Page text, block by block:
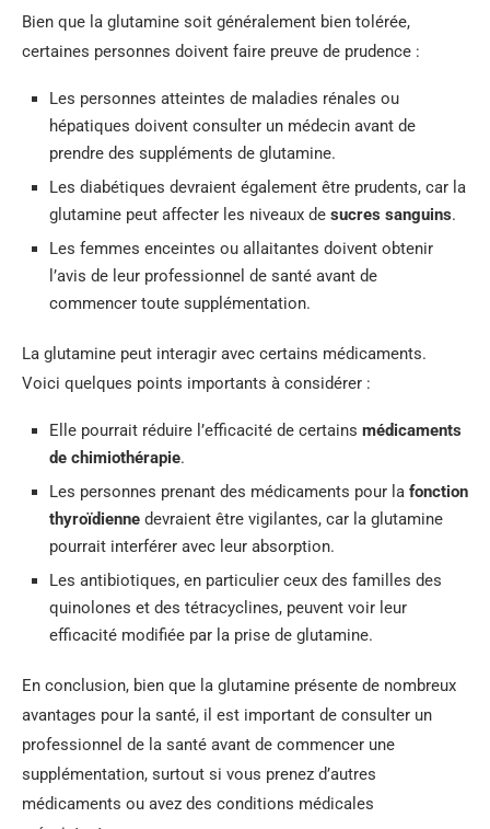
Bien que la glutamine soit généralement bien tolérée,
certaines personnes doivent faire preuve de prudence :
Les personnes atteintes de maladies rénales ou
hépatiques doivent consulter un médecin avant de
prendre des suppléments de glutamine.
Les diabétiques devraient également être prudents, car la
glutamine peut affecter les niveaux de sucres sanguins.
Les femmes enceintes ou allaitantes doivent obtenir
l’avis de leur professionnel de santé avant de
commencer toute supplémentation.
La glutamine peut interagir avec certains médicaments.
Voici quelques points importants à considérer :
Elle pourrait réduire l’efficacité de certains médicaments
de chimiothérapie.
Les personnes prenant des médicaments pour la fonction
thyroïdienne devraient être vigilantes, car la glutamine
pourrait interférer avec leur absorption.
Les antibiotiques, en particulier ceux des familles des
quinolones et des tétracyclines, peuvent voir leur
efficacité modifiée par la prise de glutamine.
En conclusion, bien que la glutamine présente de nombreux
avantages pour la santé, il est important de consulter un
professionnel de la santé avant de commencer une
supplémentation, surtout si vous prenez d’autres
médicaments ou avez des conditions médicales